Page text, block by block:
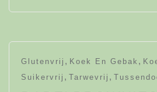
Glutenvrij , Koek En Gebak ,
Suikervrij , Tarwevrij ,